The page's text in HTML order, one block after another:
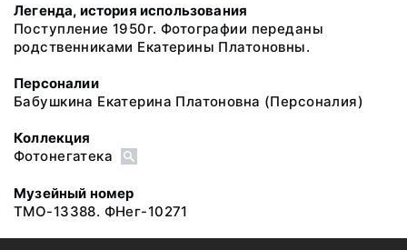
Легенда, история использования
Поступление 1950г. Фотографии переданы
родственниками Екатерины Платоновны.
Персоналии
Бабушкина Екатерина Платоновна (Персоналия)
Коллекция
Фотонегатека
Музейный номер
ТМО-13388. ФНег-10271